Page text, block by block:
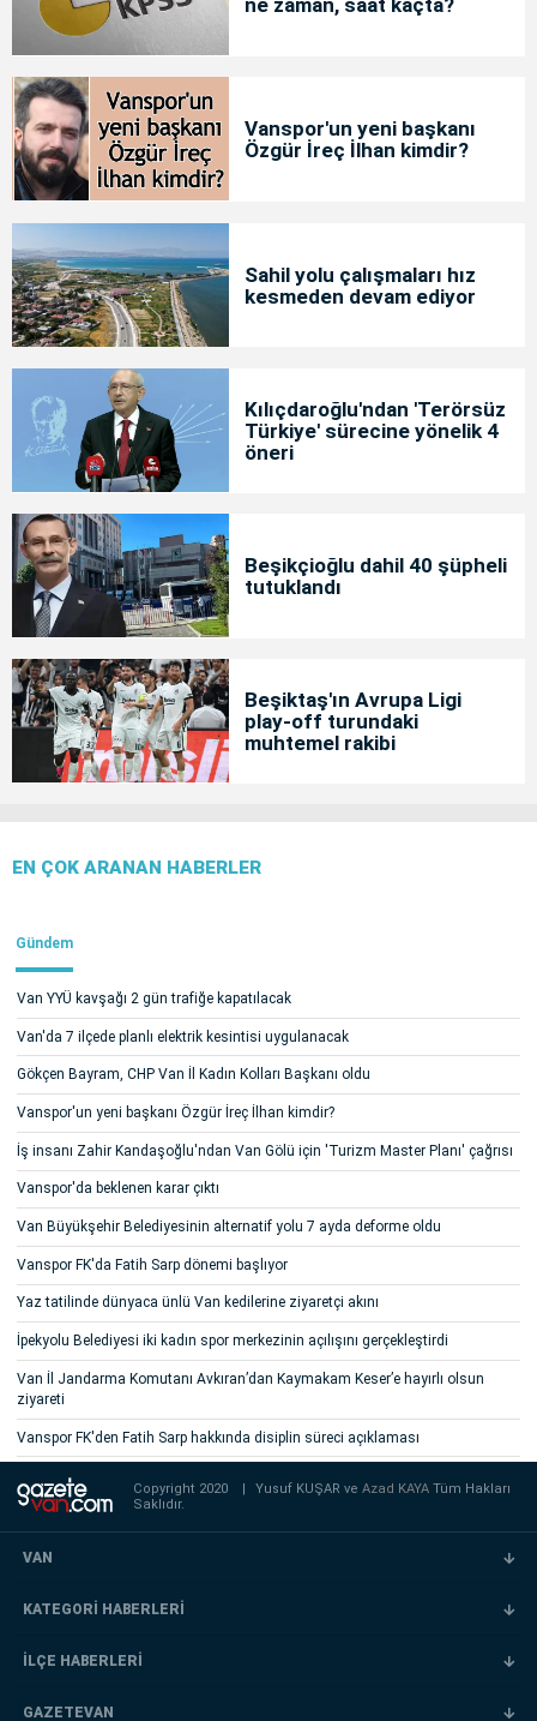
ne zaman, saat kaçta?
Vanspor'un yeni başkanı
Özgür İreç İlhan kimdir?
Sahil yolu çalışmaları hız
kesmeden devam ediyor
Kılıçdaroğlu'ndan 'Terörsüz
Türkiye' sürecine yönelik 4
öneri
Beşikçioğlu dahil 40 şüpheli
tutuklandı
Beşiktaş'ın Avrupa Ligi
play-off turundaki
muhtemel rakibi
EN ÇOK ARANAN HABERLER
Gündem
Van YYÜ kavşağı 2 gün trafiğe kapatılacak
Van'da 7 ilçede planlı elektrik kesintisi uygulanacak
Gökçen Bayram, CHP Van İl Kadın Kolları Başkanı oldu
Vanspor'un yeni başkanı Özgür İreç İlhan kimdir?
İş insanı Zahir Kandaşoğlu'ndan Van Gölü için 'Turizm Master Planı' çağrısı
Vanspor'da beklenen karar çıktı
Van Büyükşehir Belediyesinin alternatif yolu 7 ayda deforme oldu
Vanspor FK'da Fatih Sarp dönemi başlıyor
Yaz tatilinde dünyaca ünlü Van kedilerine ziyaretçi akını
İpekyolu Belediyesi iki kadın spor merkezinin açılışını gerçekleştirdi
Van İl Jandarma Komutanı Avkıran’dan Kaymakam Keser’e hayırlı olsun
ziyareti
Vanspor FK'den Fatih Sarp hakkında disiplin süreci açıklaması
Copyright 2020 Yusuf KUŞAR veAzad KAYATüm Hakları
Saklıdır.
VAN
KATEGORİ HABERLERİ
İLÇE HABERLERİ
GAZETEVAN